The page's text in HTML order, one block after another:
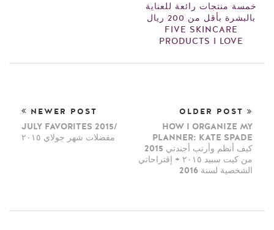
خمسة منتجات رائعة للعناية
بالبشرة بأقل من 200 ريال
FIVE SKINCARE
PRODUCTS I LOVE
NEWER POST
JULY FAVORITES 2015/
مفضلات شهر جولاي ٢٠١٥
OLDER POST
HOW I ORGANIZE MY
PLANNER: KATE SPADE
2015 كيف أنظم وأرتب أجندتي
من كيت سبيد ٢٠١٥ + إقتراحاتي
الشخصية لسنة 2016